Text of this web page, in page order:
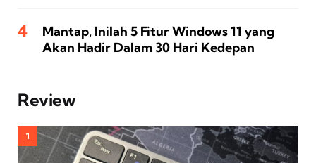
Mantap, Inilah 5 Fitur Windows 11 yang
Akan Hadir Dalam 30 Hari Kedepan
Review